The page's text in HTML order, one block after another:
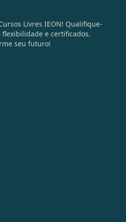
Livres IEON! Qualifique-
flexibilidade e certificados.
seu futuro!